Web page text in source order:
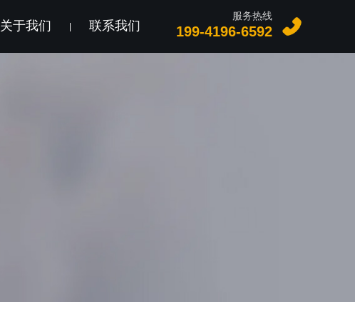
关于我们 | 联系我们
服务热线
199-4196-6592